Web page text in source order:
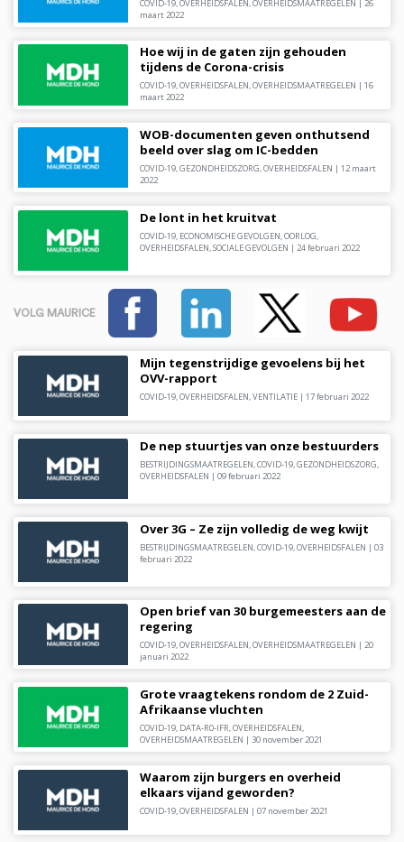
COVID-19,OVERHEIDSFALEN,OVERHEIDSMAATREGELEN
26
maart 2022
Hoe wij in de gaten zijn gehouden
tijdens de Corona-crisis
COVID-19,OVERHEIDSFALEN,OVERHEIDSMAATREGELEN | 16
maart 2022
WOB-documenten geven onthutsend
beeld over slag om IC-bedden
COVID-19,GEZONDHEIDSZORG,OVERHEIDSFALEN | 12 maart
2022
De lont in het kruitvat
COVID-19, ECONOMISCHE GEVOLGEN,OORLOG,
OVERHEIDSFALEN,SOCIALE GEVOLGEN | 24 februari 2022
VOLG MAURICE
Mijn tegenstrijdige gevoelens bij het
OVV-rapport
COVID-19,OVERHEIDSFALEN,VENTILATIE| 17 februari 2022
De nep stuurtjes van onze bestuurders
BESTRIJDINGSMAATREGELEN,COVID-19,GEZONDHEIDSZORG,
OVERHEIDSFALEN | 09 februari 2022
Over 3G – Ze zijn volledig de weg kwijt
BESTRIJDINGSMAATREGELEN COVID-19, OVERHEIDSFALEN | 03
februari 2022
Open brief van 30 burgemeesters aan de
regering
COVID-19,OVERHEIDSFALEN,OVERHEIDSMAATREGELEN | 20
januari 2022
Grote vraagtekens rondom de 2 Zuid-
Afrikaanse vluchten
COVID-19, DATA-R0-IFR,OVERHEIDSFALEN,
OVERHEIDSMAATREGELEN | 30 november 2021
Waarom zijn burgers en overheid
elkaars vijand geworden?
COVID-19,OVERHEIDSFALEN | 07 november 2021